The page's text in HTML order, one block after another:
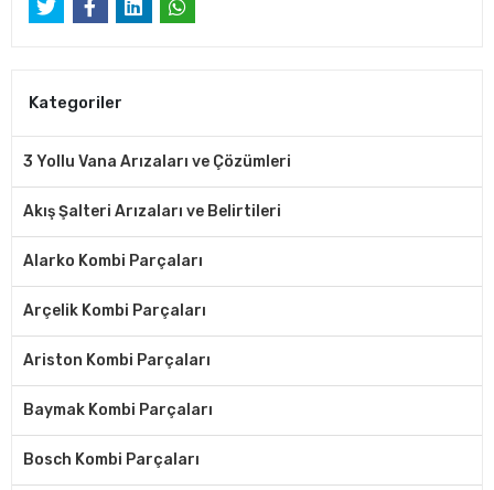
Kategoriler
3 Yollu Vana Arızaları ve Çözümleri
Akış Şalteri Arızaları ve Belirtileri
Alarko Kombi Parçaları
Arçelik Kombi Parçaları
Ariston Kombi Parçaları
Baymak Kombi Parçaları
Bosch Kombi Parçaları